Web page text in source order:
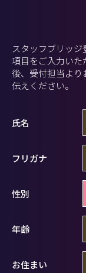
スタッフブリッジ
項目をご入力いた
後、受付担当より
伝えください。
氏名
フリガナ
性別
年齢
お住まい